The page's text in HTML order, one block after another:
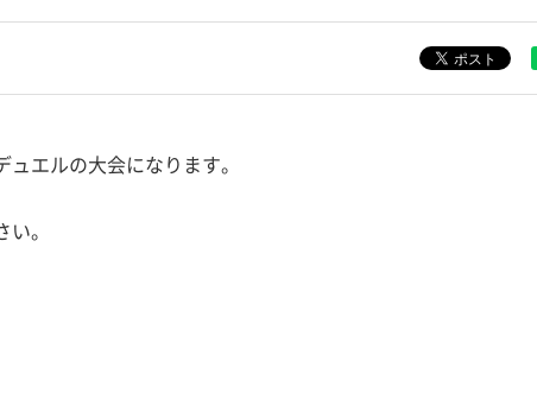
エルの大会になります。
。